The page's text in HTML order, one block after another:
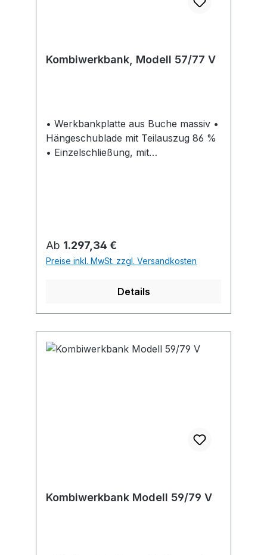
Kombiwerkbank, Modell 57/77 V
• Werkbankplatte aus Buche massiv •
Hängeschublade mit Teilauszug 86 %
• Einzelschließung, mit
Korpus/Fronten: RAL 7035
lichtgrau/RAL 5012 lichtblau (Weitere
Farben auf Anfrage lieferbar)
Regulärer Preis:
Ab 1.297,34 €
Preise inkl. MwSt. zzgl. Versandkosten
Details
Kombiwerkbank Modell 59/79 V